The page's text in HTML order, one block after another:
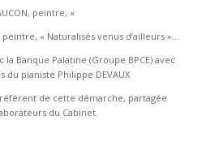
peintre, «
peintre, « Naturalisés venus d’ailleurs »…
la Banque Palatine (Groupe BPCE) avec
pianiste Philippe DEVAUX
de cette démarche, partagée
du Cabinet.